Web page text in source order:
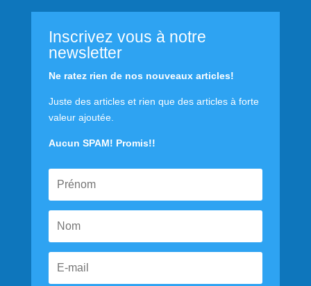
Inscrivez vous à notre
newsletter
Ne ratez rien de nos nouveaux articles!
Juste des articles et rien que des articles à forte
valeur ajoutée.
Aucun SPAM! Promis!!